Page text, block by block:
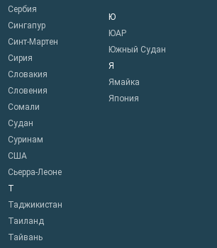
Сербия
Сингапур
Синт-Мартен
Сирия
Словакия
Словения
Сомали
Судан
Суринам
США
Сьерра-Леоне
Т
Таджикистан
Таиланд
Тайвань
Ю
ЮАР
Южный Судан
Я
Ямайка
Япония